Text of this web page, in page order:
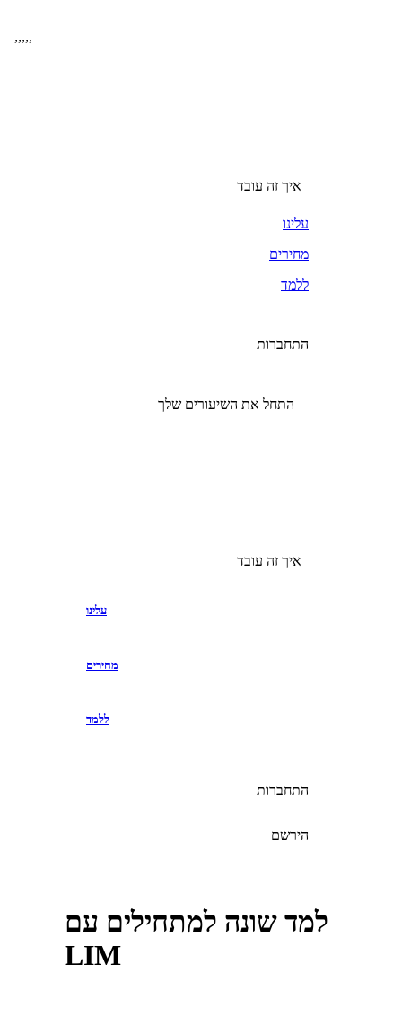
,,,,,
איך זה עובד
עלינו
מחירים
ללמד
התחברות
התחל את השיעורים שלך
איך זה עובד
עלינו
מחירים
ללמד
התחברות
הירשם
למד שונה למתחילים עם
LIM